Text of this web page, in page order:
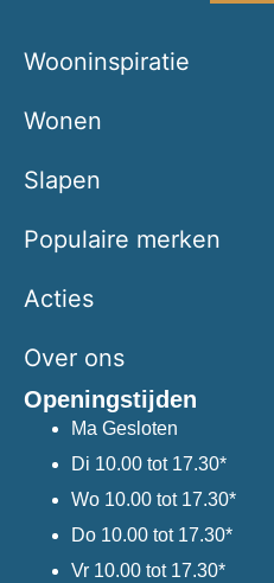
Wooninspiratie
Wonen
Slapen
Populaire merken
Acties
Over ons
Openingstijden
Ma Gesloten
Di 10.00 tot 17.30*
Wo 10.00 tot 17.30*
Do 10.00 tot 17.30*
Vr 10.00 tot 17.30*